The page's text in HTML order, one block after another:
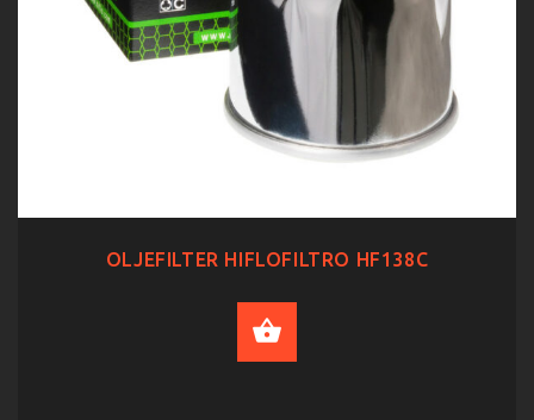
OLJEFILTER HIFLOFILTRO HF138C